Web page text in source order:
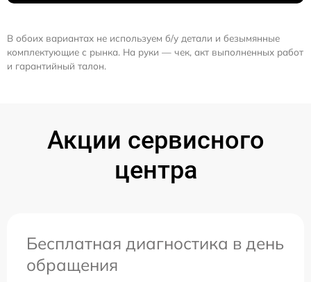
В обоих вариантах не используем б/у детали и безымянные
комплектующие с рынка. На руки — чек, акт выполненных работ
и гарантийный талон.
Акции сервисного
центра
Бесплатная диагностика в день
обращения